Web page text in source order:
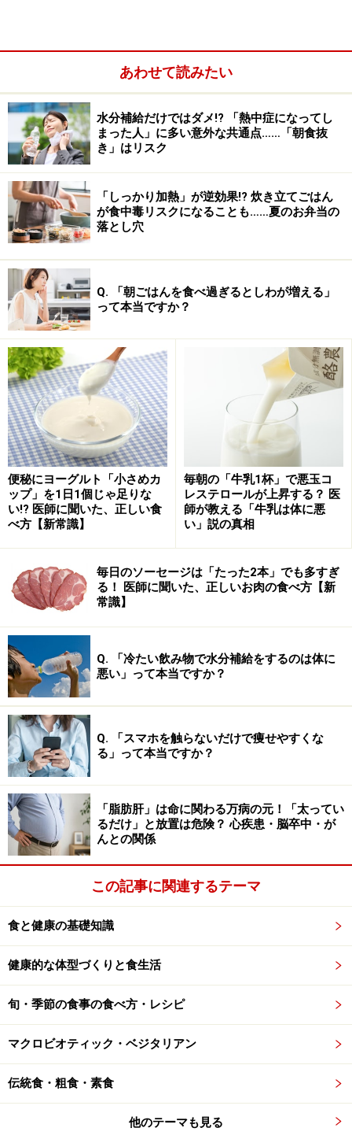
彩りのよい6種類の「旬野菜の寒天惣菜」は、左上から
右へと順番に、寒天と野菜入りのオムレツ、トマト寒天
ポテトサラダ、ところてん(だし仕立て)、左下から右へ
順番にほうれんそうとこんにゃく寒天のごま和え、豆乳
寒天豆腐のだし寒天ジュレ添え、ひじきと大豆の煮物糸
寒天添え。
ごはんとおみそ汁、そして最後にプチデザートに寒天の
フルーツハーブティーソース、といった盛り沢山なコー
スでした。
寒天を知り尽くしたプロの技
店内には、様々なタイプの寒天が販売されています。
ボリューム感もありますが、野菜たっぷりなので、おな
かに負担なく、家庭的な優しい味わいでした。寒天尽く
しの料理では単調になるかとおもいきや、さにあらず。
コンニャクタイプのこりこりとした食感や、とろーりな
めらかに仕上げたりと、主役の食材をひきたてるために
寒天がうまく脇役となっています。
またごはんを炊く時に寒天を入れて炊くとコーティング
されてつやつやに仕上がるのだそうです。このような一
見なにげない料理にも、寒天の個性を活かした工夫が幾
重にも施されていると感じられました。
100種類にものぼるさまざまなタイプの寒天を知り尽く
と付き合ってこられたプロならではの知恵と技です。店
内では、さまざまなタイプの寒天が販売されているの
「寒天わらび餅コーヒー風味」やなめらか寒天プリンなどの
スイーツも人気です。
あわせて読みたい
水分補給だけではダメ!? 「熱中症になってし
まった人」に多い意外な共通点……「朝食抜
き」はリスク
「しっかり加熱」が逆効果!? 炊き立てごはん
が食中毒リスクになることも……夏のお弁当の
落とし穴
Q. 「朝ごはんを食べ過ぎるとしわが増える」
って本当ですか？
便秘にヨーグルト「小さめカ
ップ」を1日1個じゃ足りな
い!? 医師に聞いた、正しい食
べ方【新常識】
毎朝の「牛乳1杯」で悪玉コ
レステロールが上昇する？ 医
師が教える「牛乳は体に悪
い」説の真相
毎日のソーセージは「たった2本」でも多すぎ
る！ 医師に聞いた、正しいお肉の食べ方【新
常識】
Q. 「冷たい飲み物で水分補給をするのは体に
悪い」って本当ですか？
Q. 「スマホを触らないだけで痩せやすくな
る」って本当ですか？
「脂肪肝」は命に関わる万病の元！「太ってい
るだけ」と放置は危険？ 心疾患・脳卒中・が
んとの関係
この記事に関連するテーマ
食と健康の基礎知識
健康的な体型づくりと食生活
旬・季節の食事の食べ方・レシピ
マクロビオティック・ベジタリアン
伝統食・粗食・素食
他のテーマも見る